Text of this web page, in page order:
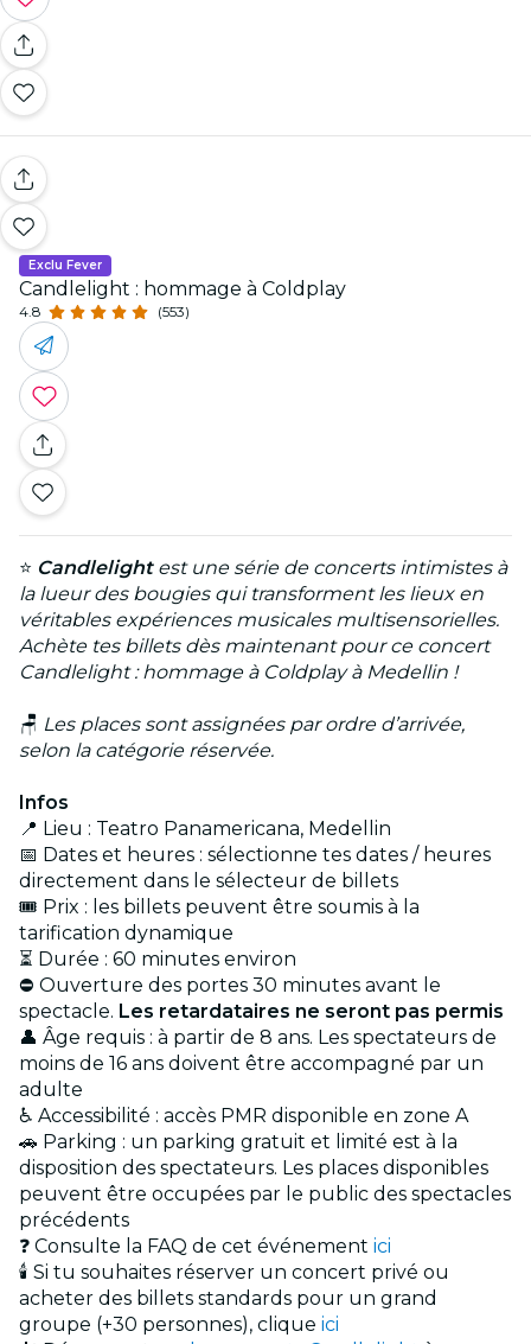
Exclu Fever
Candlelight : hommage à Coldplay
4.8 (553)
⭐ Candlelightest une série de concerts intimistes à
la lueur des bougies qui transforment les lieux en
véritables expériences musicales multisensorielles.
Achète tes billets dès maintenant pour ce concert
Candlelight : hommage à Coldplay à Medellin !
🪑 Les places sont assignées par ordre d’arrivée,
selon la catégorie réservée.
Infos
📍 Lieu : Teatro Panamericana, Medellin
📅 Dates et heures : sélectionne tes dates / heures
directement dans le sélecteur de billets
🎟️ Prix : les billets peuvent être soumis à la
tarification dynamique
⏳ Durée : 60 minutes environ
⛔ Ouverture des portes 30 minutes avant le
spectacle. Les retardataires ne seront pas permis
👤 Âge requis : à partir de 8 ans. Les spectateurs de
moins de 16 ans doivent être accompagné par un
adulte
♿ Accessibilité : accès PMR disponible en zone A
🚗 Parking : un parking gratuit et limité est à la
disposition des spectateurs. Les places disponibles
peuvent être occupées par le public des spectacles
précédents
❓ Consulte la FAQ de cet événement ici
🕯️ Si tu souhaites réserver un concert privé ou
acheter des billets standards pour un grand
groupe (+30 personnes), clique ici